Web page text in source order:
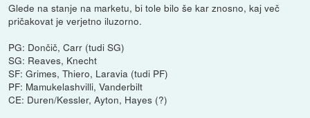
Glede na stanje na marketu, bi tole bilo še kar znosno, kaj več
pričakovat je verjetno iluzorno.
PG: Dončič, Carr (tudi SG)
SG: Reaves, Knecht
SF: Grimes, Thiero, Laravia (tudi PF)
PF: Mamukelashvilli, Vanderbilt
CE: Duren/Kessler, Ayton, Hayes (?)